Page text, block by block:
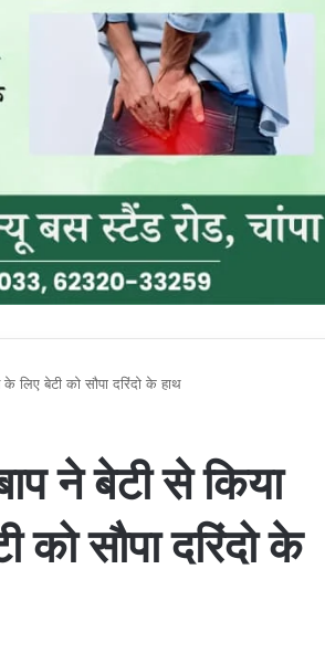
लिए बेटी को सौपा दरिंदो के हाथ
ने बेटी से किया
को सौपा दरिंदो के